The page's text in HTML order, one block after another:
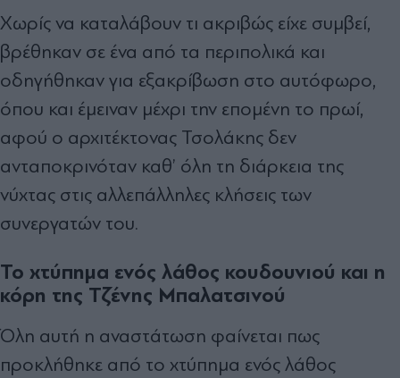
Χωρίς να καταλάβουν τι ακριβώς είχε συμβεί,
βρέθηκαν σε ένα από τα περιπολικά και
οδηγήθηκαν για εξακρίβωση στο αυτόφωρο,
όπου και έμειναν μέχρι την επομένη το πρωί,
αφού ο αρχιτέκτονας Τσολάκης δεν
ανταποκρινόταν καθ’ όλη τη διάρκεια της
νύχτας στις αλλεπάλληλες κλήσεις των
συνεργατών του.
Το χτύπημα ενός λάθος κουδουνιού και η
κόρη της Τζένης Μπαλατσινού
Όλη αυτή η αναστάτωση φαίνεται πως
προκλήθηκε από το χτύπημα ενός λάθος